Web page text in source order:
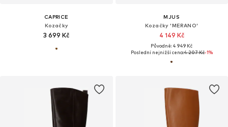
CAPRICE
Kozačky
3 699 Kč
MJUS
Kozačky 'MERANO'
4 149 Kč
Původně: 4 949 Kč
Poslední nejnižší cena:4 207 Kč-1%